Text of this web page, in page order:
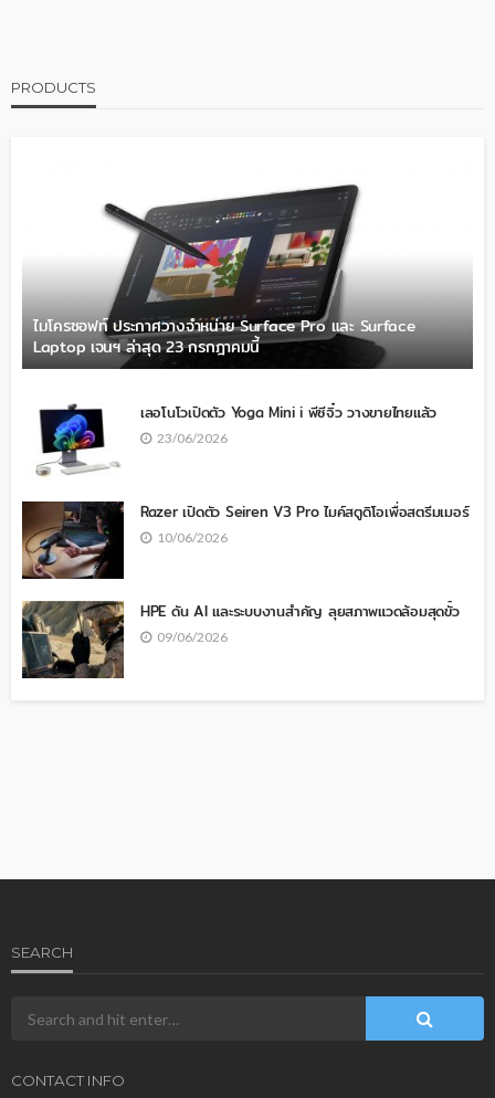
PRODUCTS
ไมโครซอฟท์ ประกาศวางจำหน่าย Surface Pro และ Surface
Laptop เจนฯ ล่าสุด 23 กรกฎาคมนี้
เลอโนโวเปิดตัว Yoga Mini i พีซีจิ๋ว วางขายไทยแล้ว
23/06/2026
Razer เปิดตัว Seiren V3 Pro ไมค์สตูดิโอเพื่อสตรีมเมอร์
10/06/2026
HPE ดัน AI และระบบงานสำคัญ ลุยสภาพแวดล้อมสุดขั้ว
09/06/2026
SEARCH
CONTACT INFO